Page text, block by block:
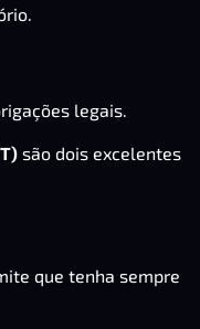
legais.
são dois excelentes
que tenha sempre